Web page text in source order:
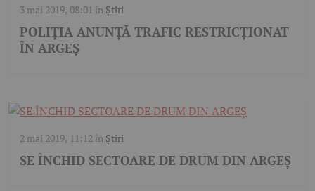
3 mai 2019, 08:01 în Știri
POLIȚIA ANUNȚĂ TRAFIC RESTRICȚIONAT
ÎN ARGEȘ
2 mai 2019, 11:12 în Știri
SE ÎNCHID SECTOARE DE DRUM DIN ARGEȘ